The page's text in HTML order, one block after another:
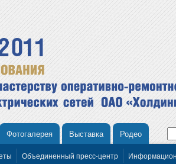
Фотогалерея Выставка Родео
Объединенный пресс-центр